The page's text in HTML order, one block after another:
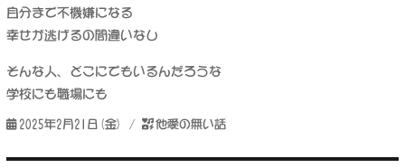
自分まで不機嫌になる
幸せが逃げるの間違いなし
そんな人、どこにでもいるんだろうな
学校にも職場にも
投
日:
2025年2月21日(金)
カ
ゴ
他愛の無い話